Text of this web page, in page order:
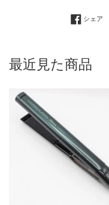
シェア
最近見た商品